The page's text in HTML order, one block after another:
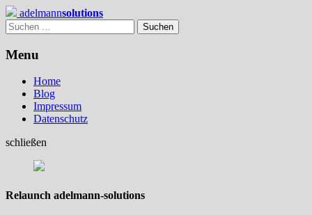
Skip
to
content
adelmannsolutions
Suchen
nach:
Menu
Home
Blog
Impressum
Datenschutz
schließen
Relaunch adelmann-solutions